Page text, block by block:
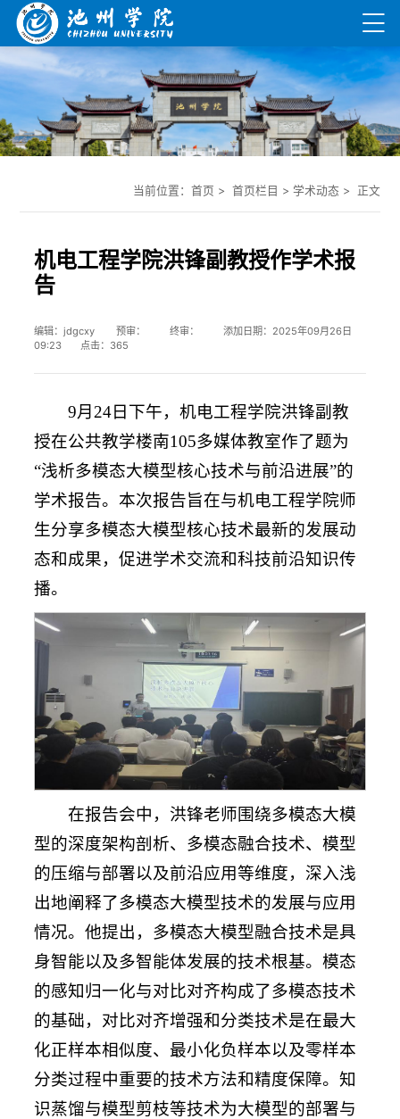
当前位置： 首页 > 首页栏目 > 学术动态 > 正文
机电工程学院洪锋副教授作学术报
告
编辑：jdgcxy 预审： 终审： 添加日期：2025年09月26日
09:23 点击： 365
9月24日下午，机电工程学院洪锋副教
授在公共教学楼南105多媒体教室作了题为
“浅析多模态大模型核心技术与前沿进展”的
学术报告。本次报告旨在与机电工程学院师
生分享多模态大模型核心技术最新的发展动
态和成果，促进学术交流和科技前沿知识传
播。
在报告会中，洪锋老师围绕多模态大模
型的深度架构剖析、多模态融合技术、模型
的压缩与部署以及前沿应用等维度，深入浅
出地阐释了多模态大模型技术的发展与应用
情况。他提出，多模态大模型融合技术是具
身智能以及多智能体发展的技术根基。模态
的感知归一化与对比对齐构成了多模态技术
的基础，对比对齐增强和分类技术是在最大
化正样本相似度、最小化负样本以及零样本
分类过程中重要的技术方法和精度保障。知
识蒸馏与模型剪枝等技术为大模型的部署与